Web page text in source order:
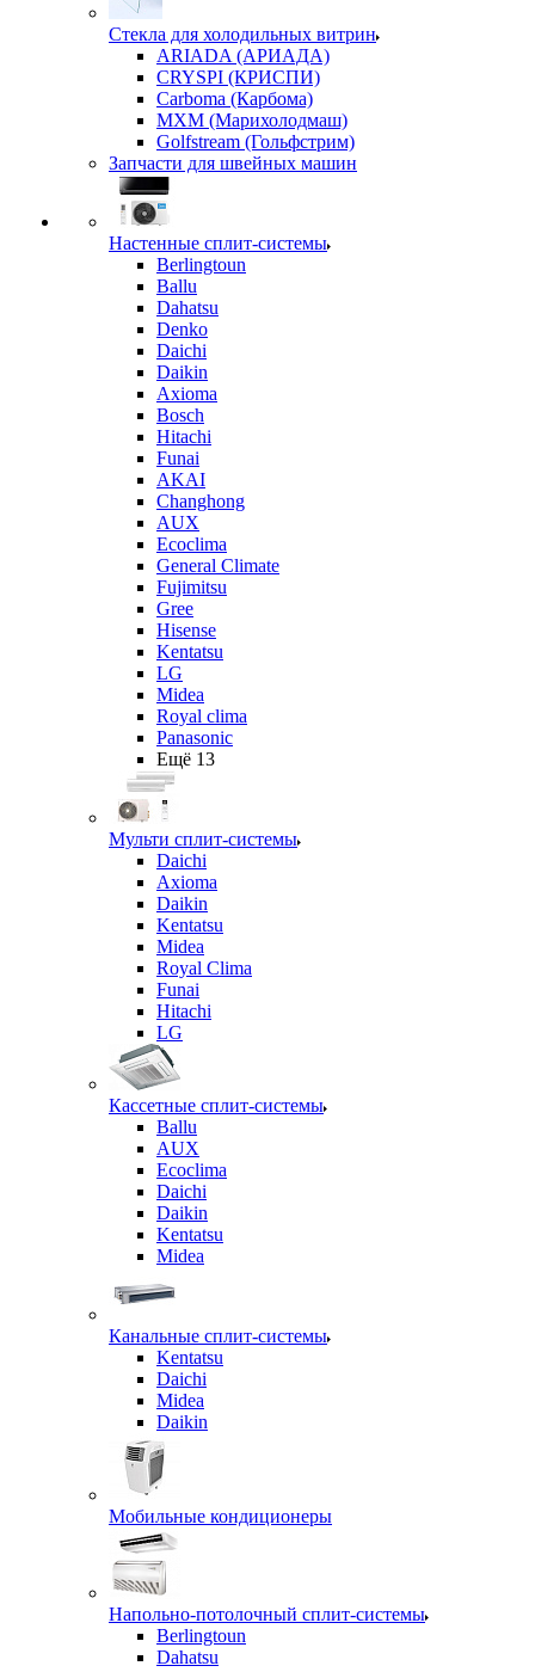
Стекла для холодильных витрин
ARIADA (АРИАДА)
CRYSPI (КРИСПИ)
Carboma (Карбома)
MXM (Марихолодмаш)
Golfstream (Гольфстрим)
Запчасти для швейных машин
Настенные сплит-системы
Berlingtoun
Ballu
Dahatsu
Denko
Daichi
Daikin
Axioma
Bosch
Hitachi
Funai
AKAI
Changhong
AUX
Ecoclima
General Climate
Fujimitsu
Gree
Hisense
Kentatsu
LG
Midea
Royal clima
Panasonic
Ещё 13
Мульти сплит-системы
Daichi
Axioma
Daikin
Kentatsu
Midea
Royal Clima
Funai
Hitachi
LG
Кассетные сплит-системы
Ballu
AUX
Ecoclima
Daichi
Daikin
Kentatsu
Midea
Канальные сплит-системы
Kentatsu
Daichi
Midea
Daikin
Мобильные кондиционеры
Напольно-потолочный сплит-системы
Berlingtoun
Dahatsu